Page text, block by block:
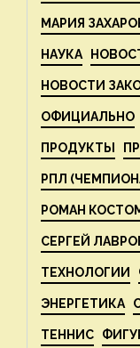
МАРИЯ
НАУКА
НОВОСТИ
ОФИЦИАЛЬНО
ПРОДУКТЫ
РПЛ
РОМАН
СЕРГЕЙ
ТЕХНОЛОГИИ
ЭНЕРГЕТИКА
ТЕННИС